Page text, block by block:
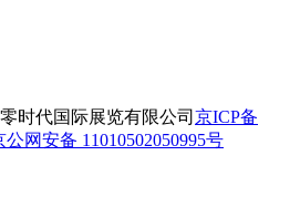
时代国际展览有限公司 京ICP备
公网安备 11010502050995号